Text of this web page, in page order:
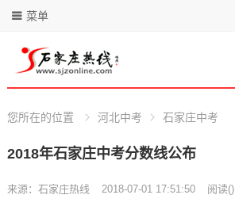
菜单
您所在的位置 河北中考 石家庄中考
2018年石家庄中考分数线公布
来源： 石家庄热线 2018-07-01 17:51:50 阅读()